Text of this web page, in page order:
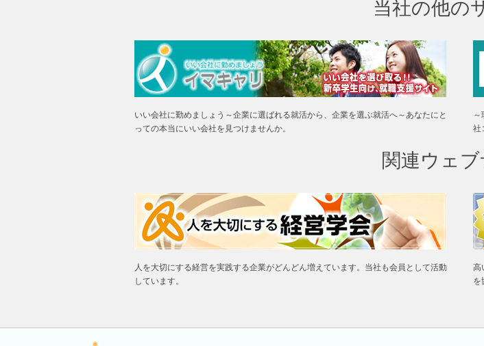
当社の他の
いい会社に勤めましょう～企業に選ばれる就活から、企業を選ぶ就活へ～あなたにと
っての本当にいい会社を見つけませんか。
社
関連ウェブ
人を大切にする経営を実践する企業がどんどん増えています。当社も会員として活動
しています。
高
を